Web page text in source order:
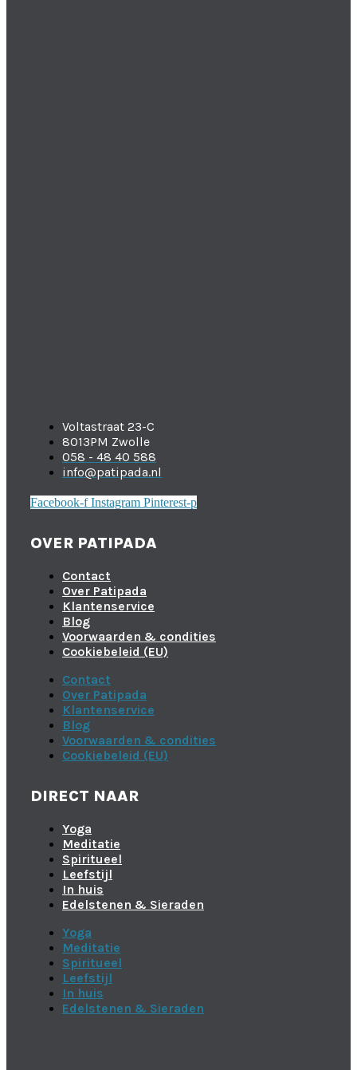
Voltastraat 23-C
8013PM Zwolle
058 - 48 40 588
info@patipada.nl
Facebook-f Instagram Pinterest-p
OVER PATIPADA
Contact
Over Patipada
Klantenservice
Blog
Voorwaarden & condities
Cookiebeleid (EU)
Contact
Over Patipada
Klantenservice
Blog
Voorwaarden & condities
Cookiebeleid (EU)
DIRECT NAAR
Yoga
Meditatie
Spiritueel
Leefstijl
In huis
Edelstenen & Sieraden
Yoga
Meditatie
Spiritueel
Leefstijl
In huis
Edelstenen & Sieraden